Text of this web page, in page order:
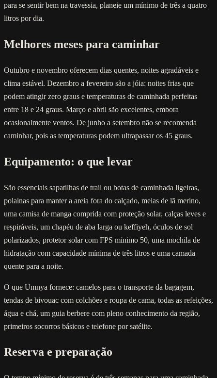
para se sentir bem na travessia, planeie um mínimo de três a quatro
litros por dia.
Melhores meses para caminhar
Outubro e novembro oferecem dias quentes, noites agradáveis e
clima estável. Dezembro a fevereiro são a jóia: noites frias que
podem atingir zero graus e temperaturas de caminhada perfeitas
entre 18 e 24 graus. Março e abril são excelentes, embora
ocasionalmente ventos. De junho a setembro não se recomenda
caminhar, pois as temperaturas podem ultrapassar os 45 graus.
Equipamento: o que levar
São essenciais sapatilhas de trail ou botas de caminhada ligeiras,
polainas para manter a areia fora do calçado, meias de lã merino,
uma camisa de manga comprida com proteção solar, calças leves e
respiráveis, um chapéu de aba larga ou keffiyeh, óculos de sol
polarizados, protetor solar com FPS mínimo 50, uma mochila de
hidratação com capacidade mínima de três litros e uma camada
quente para a noite.
O que Umnya fornece: camelos para o transporte da bagagem,
tendas de bivouac com colchões e roupa de cama, todas as refeições,
água e chá, um guia berbere com pleno conhecimento da região,
primeiros socorros básicos e telefone por satélite.
Reserva e preparação